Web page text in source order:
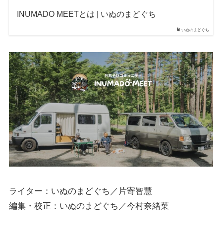
いぬのまどぐち
INUMADO MEETとは | いぬのまどぐち
ライター：いぬのまどぐち／片寄智慧
編集・校正：いぬのまどぐち／今村奈緒菜